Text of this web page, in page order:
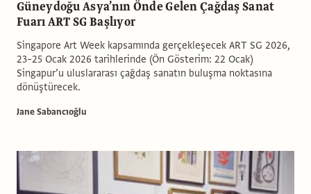
Güneydoğu Asya’nın Önde Gelen Çağdaş Sanat
Fuarı ART SG Başlıyor
Singapore Art Week kapsamında gerçekleşecek ART SG 2026,
23–25 Ocak 2026 tarihlerinde (Ön Gösterim: 22 Ocak)
Singapur’u uluslararası çağdaş sanatın buluşma noktasına
dönüştürecek.
Jane Sabancıoğlu